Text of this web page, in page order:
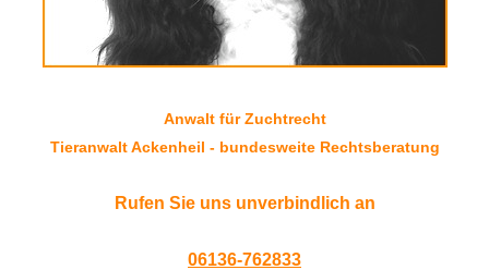
Anwalt für Zuchtrecht
Tieranwalt Ackenheil - bundesweite Rechtsberatung
Rufen Sie uns unverbindlich an
06136-762833